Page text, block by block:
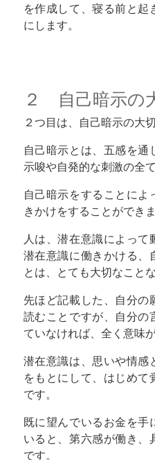
を作成して、寝る前と
にします。
２ 自己暗示の
２つ目は、自己暗示の大切
自己暗示とは、五感を通
示唆や自発的な刺激の全て
自己暗示をすることに
きかけをすることができま
人は、潜在意識によっ
潜在意識に働きかける、
とは、とても大切なことな
先ほど記載した、自分の
読むことですが、自分の
ていなければ、全く意味
潜在意識は、思いや情感
をもとにして、はじめ
です。
既に望んでいるお金を手
いると、第六感が働き、
です。